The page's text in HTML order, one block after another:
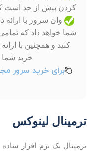
کردن بیش از حد است
وان سرور با ارائه
شما خواهد داد که
خرید شما را به %0
لینوکس
یک نرم افزار ساده